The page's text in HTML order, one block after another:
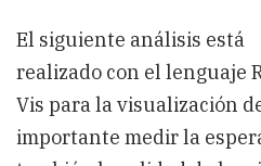
R
El siguiente análisis está
realizado con el lenguaje
Vis para la visualización
importante medir la